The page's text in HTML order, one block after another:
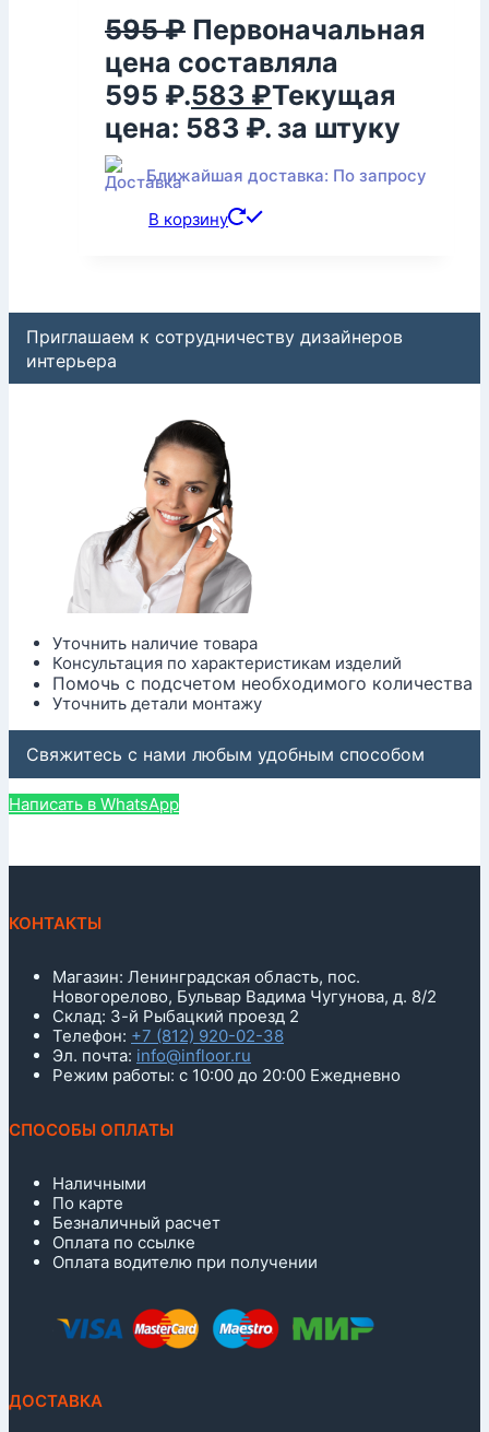
595₽ Первоначальная
цена составляла
595 ₽.583 ₽Текущая
цена: 583 ₽. за штуку
Ближайшая доставка: По запросу
В корзину
Приглашаем к сотрудничеству дизайнеров
интерьера
Уточнить наличие товара
Консультация по характеристикам изделий
Помочь с подсчетом необходимого количества
Уточнить детали монтажу
Свяжитесь с нами любым удобным способом
Написать в WhatsApp
КОНТАКТЫ
Магазин: Ленинградская область, пос.
Новогорелово, Бульвар Вадима Чугунова, д. 8/2
Склад: 3-й Рыбацкий проезд 2
Телефон: +7 (812) 920-02-38
Эл. почта: info@infloor.ru
Режим работы: с 10:00 до 20:00 Ежедневно
СПОСОБЫ ОПЛАТЫ
Наличными
По карте
Безналичный расчет
Оплата по ссылке
Оплата водителю при получении
ДОСТАВКА